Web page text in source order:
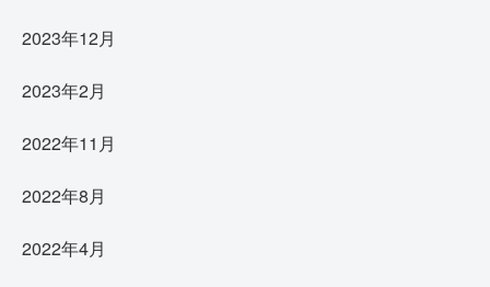
2023年12月
2023年2月
2022年11月
2022年8月
2022年4月